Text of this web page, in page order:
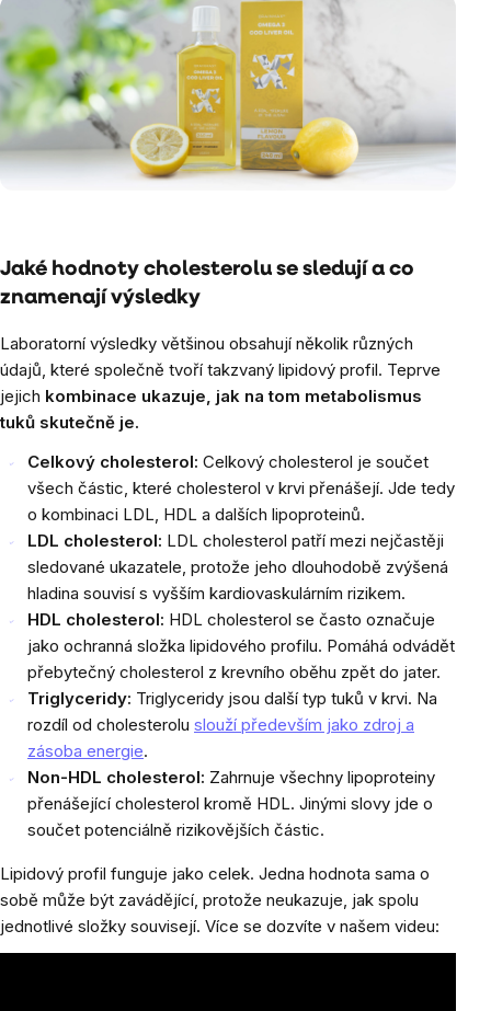
Jaké hodnoty cholesterolu se sledují a co
znamenají výsledky
Laboratorní výsledky většinou obsahují několik různých
údajů, které společně tvoří takzvaný lipidový profil. Teprve
jejich kombinace ukazuje, jak na tom metabolismus
tuků skutečně je.
Celkový cholesterol: Celkový cholesterol je součet
všech částic, které cholesterol v krvi přenášejí. Jde tedy
o kombinaci LDL, HDL a dalších lipoproteinů.
LDL cholesterol: LDL cholesterol patří mezi nejčastěji
sledované ukazatele, protože jeho dlouhodobě zvýšená
hladina souvisí s vyšším kardiovaskulárním rizikem.
HDL cholesterol: HDL cholesterol se často označuje
jako ochranná složka lipidového profilu. Pomáhá odvádět
přebytečný cholesterol z krevního oběhu zpět do jater.
Triglyceridy: Triglyceridy jsou další typ tuků v krvi. Na
rozdíl od cholesterolu slouží především jako zdroj a
zásoba energie.
Non-HDL cholesterol: Zahrnuje všechny lipoproteiny
přenášející cholesterol kromě HDL. Jinými slovy jde o
součet potenciálně rizikovějších částic.
Lipidový profil funguje jako celek. Jedna hodnota sama o
sobě může být zavádějící, protože neukazuje, jak spolu
jednotlivé složky souvisejí. Více se dozvíte v našem videu: